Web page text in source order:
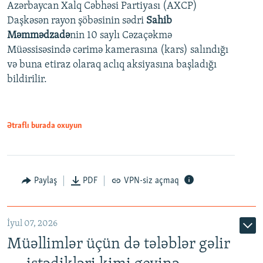
Auto 240p 360p
720p 1080p
360p
720p
1080p
Azərbaycan Xalq Cəbhəsi Partiyası (AXCP)
Daşkəsən rayon şöbəsinin sədri Sahib
Məmmədzadənin 10 saylı Cəzaçəkmə
Müəssisəsində cərimə kamerasına (kars) salındığı
və buna etiraz olaraq aclıq aksiyasına başladığı
bildirilir.
Ətraflı burada oxuyun
Paylaş PDF VPN-siz açmaq
İyul 07, 2026
Müəllimlər üçün də tələblər gəlir